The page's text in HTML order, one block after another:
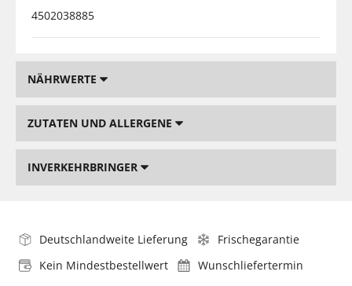
4502038885
NÄHRWERTE
ZUTATEN UND ALLERGENE
INVERKEHRBRINGER
Deutschlandweite Lieferung
Frischegarantie
Kein Mindestbestellwert
Wunschliefertermin